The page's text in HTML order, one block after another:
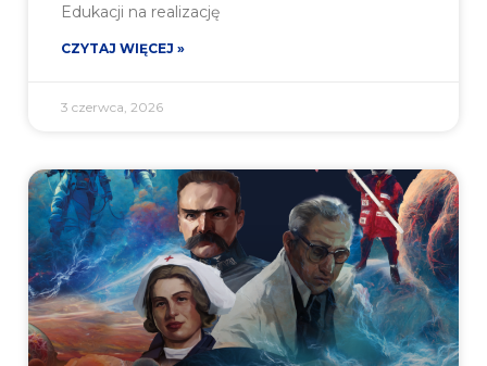
Edukacji na realizację
CZYTAJ WIĘCEJ »
3 czerwca, 2026